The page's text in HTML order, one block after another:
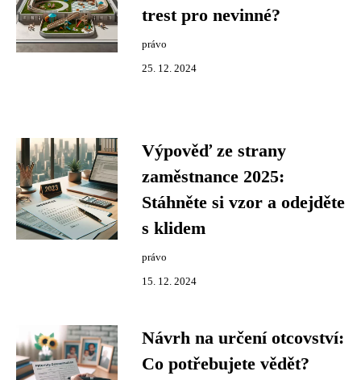
trest pro nevinné?
právo
25. 12. 2024
Výpověď ze strany
zaměstnance 2025:
Stáhněte si vzor a odejděte
s klidem
právo
15. 12. 2024
Návrh na určení otcovství:
Co potřebujete vědět?